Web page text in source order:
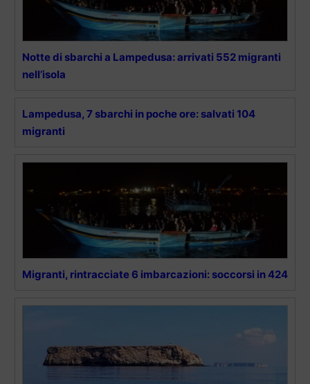
Notte di sbarchi a Lampedusa: arrivati 552 migranti
nell’isola
Lampedusa, 7 sbarchi in poche ore: salvati 104
migranti
Migranti, rintracciate 6 imbarcazioni: soccorsi in 424